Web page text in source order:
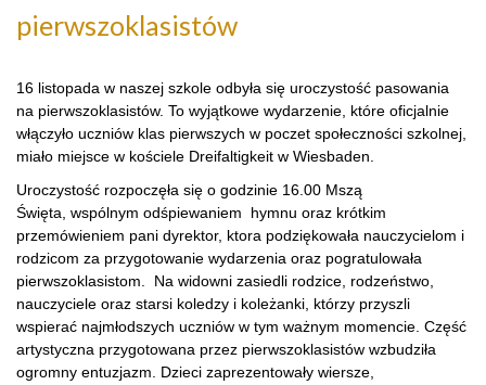
pierwszoklasistów
16 listopada w naszej szkole odbyła się uroczystość pasowania
na pierwszoklasistów. To wyjątkowe wydarzenie, które oficjalnie
włączyło uczniów klas pierwszych w poczet społeczności szkolnej,
miało miejsce w kościele Dreifaltigkeit w Wiesbaden.
Uroczystość rozpoczęła się o godzinie 16.00 Mszą
Święta, wspólnym odśpiewaniem hymnu oraz krótkim
przemówieniem pani dyrektor, ktora podziękowała nauczycielom i
rodzicom za przygotowanie wydarzenia oraz pogratulowała
pierwszoklasistom. Na widowni zasiedli rodzice, rodzeństwo,
nauczyciele oraz starsi koledzy i koleżanki, którzy przyszli
wspierać najmłodszych uczniów w tym ważnym momencie. Część
artystyczna przygotowana przez pierwszoklasistów wzbudziła
ogromny entuzjazm. Dzieci zaprezentowały wiersze,